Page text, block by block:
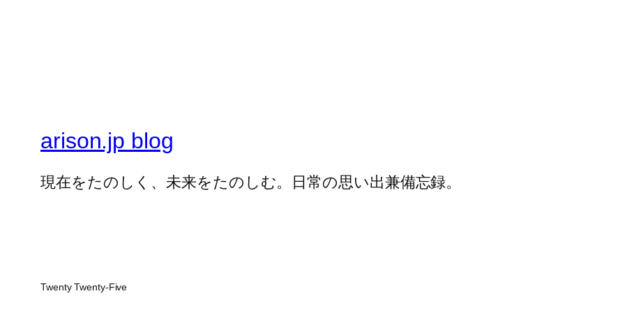
arison.jp blog
現在をたのしく、未来をたのしむ。日常の思い出兼備忘録。
Twenty Twenty-Five